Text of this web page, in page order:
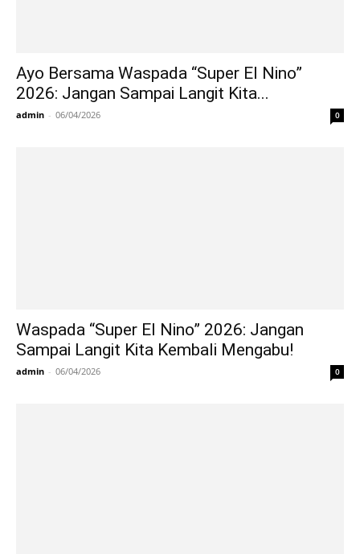
Ayo Bersama Waspada “Super El Nino”
2026: Jangan Sampai Langit Kita...
admin - 06/04/2026 0
Waspada “Super El Nino” 2026: Jangan
Sampai Langit Kita Kembali Mengabu!
admin - 06/04/2026 0